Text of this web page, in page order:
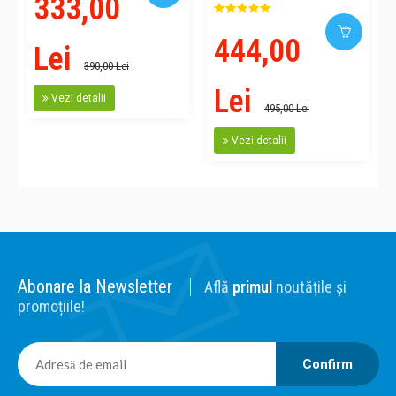
333,00
Lei
390,00 Lei
Vezi detalii
444,00
Lei
495,00 Lei
Vezi detalii
Abonare la Newsletter Află primul noutățile și
promoțiile!
Confirm